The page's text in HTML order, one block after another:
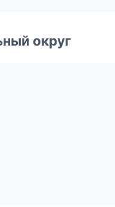
округ